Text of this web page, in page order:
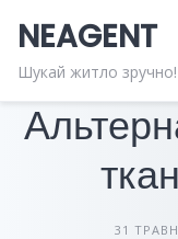
content
NEAGENT
Шукай житло зручно!
31